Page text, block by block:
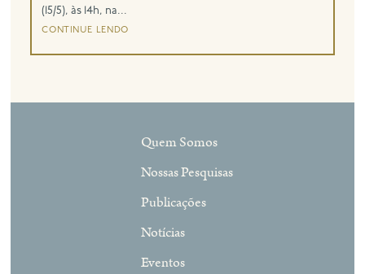
(15/5), às 14h, na...
continue lendo
Quem Somos
Nossas Pesquisas
Publicações
Notícias
Eventos